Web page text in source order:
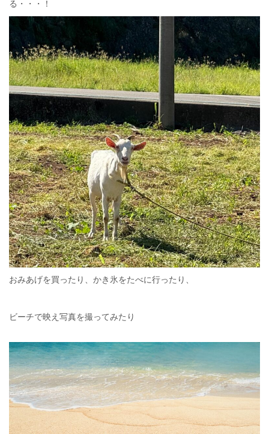
る・・・！
おみあげを買ったり、かき氷をたべに行ったり、
ビーチで映え写真を撮ってみたり